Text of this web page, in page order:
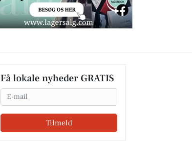
Få lokale nyheder GRATIS
Email
Tilmeld